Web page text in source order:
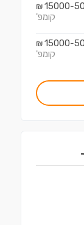
15000-
₪
קומפ'
15000-
₪
קומפ'